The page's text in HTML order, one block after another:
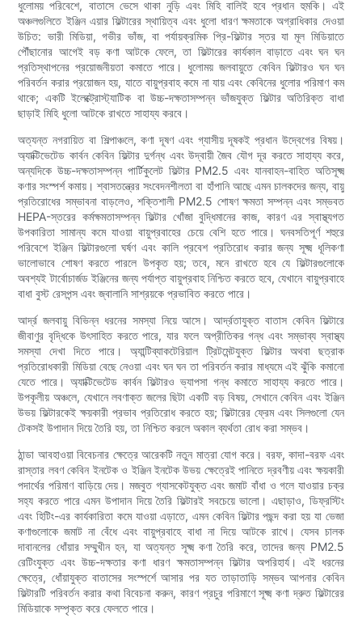
ধুলোময় পরিবেশে, বাতাসে ভেসে থাকা নুড়ি এবং মিহি বালিই হবে প্রধান হুমকি। এই
অঞ্চলগুলিতে ইঞ্জিন এয়ার ফিল্টারের স্থায়িত্ব এবং ধুলো ধারণ ক্ষমতাকে অগ্রাধিকার দেওয়া
উচিত: ভারী মিডিয়া, গভীর ভাঁজ, বা পর্যায়ক্রমিক প্রি-ফিল্টার স্তর যা মূল মিডিয়াতে
পৌঁছানোর আগেই বড় কণা আটকে ফেলে, তা ফিল্টারের কার্যকাল বাড়াতে এবং ঘন ঘন
প্রতিস্থাপনের প্রয়োজনীয়তা কমাতে পারে। ধুলোময় জলবায়ুতে কেবিন ফিল্টারও ঘন ঘন
পরিবর্তন করার প্রয়োজন হয়, যাতে বায়ুপ্রবাহ কমে না যায় এবং কেবিনের ধুলোর পরিমাণ কম
থাকে; একটি ইলেক্ট্রোস্ট্যাটিক বা উচ্চ-দক্ষতাসম্পন্ন ভাঁজযুক্ত ফিল্টার অতিরিক্ত বাধা
ছাড়াই মিহি ধুলো আটকে রাখতে সাহায্য করবে।
অত্যন্ত নগরায়িত বা শিল্পাঞ্চলে, কণা দূষণ এবং গ্যাসীয় দূষকই প্রধান উদ্বেগের বিষয়।
অ্যাক্টিভেটেড কার্বন কেবিন ফিল্টার দুর্গন্ধ এবং উদ্বায়ী জৈব যৌগ দূর করতে সাহায্য করে,
অন্যদিকে উচ্চ-দক্ষতাসম্পন্ন পার্টিকুলেট ফিল্টার PM2.5 এবং যানবাহন-বাহিত অতিসূক্ষ্ম
কণার সংস্পর্শ কমায়। শ্বাসতন্ত্রের সংবেদনশীলতা বা হাঁপানি আছে এমন চালকদের জন্য, বায়ু
প্রতিরোধের সম্ভাবনা বাড়লেও, শক্তিশালী PM2.5 শোষণ ক্ষমতা সম্পন্ন এবং সম্ভবত
HEPA-স্তরের কর্মক্ষমতাসম্পন্ন ফিল্টার খোঁজা বুদ্ধিমানের কাজ, কারণ এর স্বাস্থ্যগত
উপকারিতা সামান্য কমে যাওয়া বায়ুপ্রবাহের চেয়ে বেশি হতে পারে। ঘনবসতিপূর্ণ শহুরে
পরিবেশে ইঞ্জিন ফিল্টারগুলো ঘর্ষণ এবং কালি প্রবেশ প্রতিরোধ করার জন্য সূক্ষ্ম ধূলিকণা
ভালোভাবে শোষণ করতে পারলে উপকৃত হয়; তবে, মনে রাখতে হবে যে ফিল্টারগুলোকে
অবশ্যই টার্বোচার্জড ইঞ্জিনের জন্য পর্যাপ্ত বায়ুপ্রবাহ নিশ্চিত করতে হবে, যেখানে বায়ুপ্রবাহে
বাধা বুস্ট রেসপন্স এবং জ্বালানি সাশ্রয়কে প্রভাবিত করতে পারে।
আর্দ্র জলবায়ু বিভিন্ন ধরনের সমস্যা নিয়ে আসে। আর্দ্রতাযুক্ত বাতাস কেবিন ফিল্টারে
জীবাণুর বৃদ্ধিকে উৎসাহিত করতে পারে, যার ফলে অপ্রীতিকর গন্ধ এবং সম্ভাব্য স্বাস্থ্য
সমস্যা দেখা দিতে পারে। অ্যান্টিব্যাকটেরিয়াল ট্রিটমেন্টযুক্ত ফিল্টার অথবা ছত্রাক
প্রতিরোধকারী মিডিয়া বেছে নেওয়া এবং ঘন ঘন তা পরিবর্তন করার মাধ্যমে এই ঝুঁকি কমানো
যেতে পারে। অ্যাক্টিভেটেড কার্বন ফিল্টারও ভ্যাপসা গন্ধ কমাতে সাহায্য করতে পারে।
উপকূলীয় অঞ্চলে, যেখানে লবণাক্ত জলের ছিটা একটি বড় বিষয়, সেখানে কেবিন এবং ইঞ্জিন
উভয় ফিল্টারকেই ক্ষয়কারী প্রভাব প্রতিরোধ করতে হয়; ফিল্টারের ফ্রেম এবং সিলগুলো যেন
টেকসই উপাদান দিয়ে তৈরি হয়, তা নিশ্চিত করলে অকাল ব্যর্থতা রোধ করা সম্ভব।
ঠান্ডা আবহাওয়া বিবেচনার ক্ষেত্রে আরেকটি নতুন মাত্রা যোগ করে। বরফ, কাদা-বরফ এবং
রাস্তার লবণ কেবিন ইনটেক ও ইঞ্জিন ইনটেক উভয় ক্ষেত্রেই পানিতে দ্রবণীয় এবং ক্ষয়কারী
পদার্থের পরিমাণ বাড়িয়ে দেয়। মজবুত গ্যাসকেটযুক্ত এবং জমাট বাঁধা ও গলে যাওয়ার চক্র
সহ্য করতে পারে এমন উপাদান দিয়ে তৈরি ফিল্টারই সবচেয়ে ভালো। এছাড়াও, ডিফ্রস্টিং
এবং হিটিং-এর কার্যকারিতা কমে যাওয়া এড়াতে, এমন কেবিন ফিল্টার পছন্দ করা হয় যা ভেজা
কণাগুলোকে জমাট না বেঁধে এবং বায়ুপ্রবাহে বাধা না দিয়ে আটকে রাখে। যেসব চালক
দাবানলের ধোঁয়ার সম্মুখীন হন, যা অত্যন্ত সূক্ষ্ম কণা তৈরি করে, তাদের জন্য PM2.5
রেটিংযুক্ত এবং উচ্চ-দক্ষতার কণা ধারণ ক্ষমতাসম্পন্ন ফিল্টার অপরিহার্য। এই ধরনের
ক্ষেত্রে, ধোঁয়াযুক্ত বাতাসের সংস্পর্শে আসার পর যত তাড়াতাড়ি সম্ভব আপনার কেবিন
ফিল্টারটি পরিবর্তন করার কথা বিবেচনা করুন, কারণ প্রচুর পরিমাণে সূক্ষ্ম কণা দ্রুত ফিল্টারের
মিডিয়াকে সম্পৃক্ত করে ফেলতে পারে।